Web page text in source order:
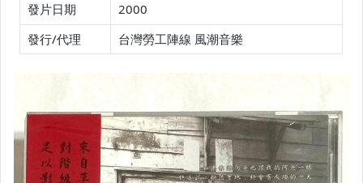
發片日期
2000
發行/代理
台灣勞工陣線 風潮音樂